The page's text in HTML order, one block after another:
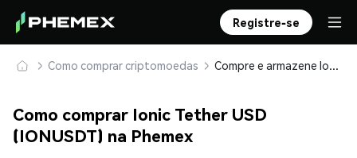
Registre-se
Como comprar criptomoedas Compre e armazene Ionic Tether USD (IONUSDT) com segurança
Como comprar Ionic Tether USD
(IONUSDT) na Phemex